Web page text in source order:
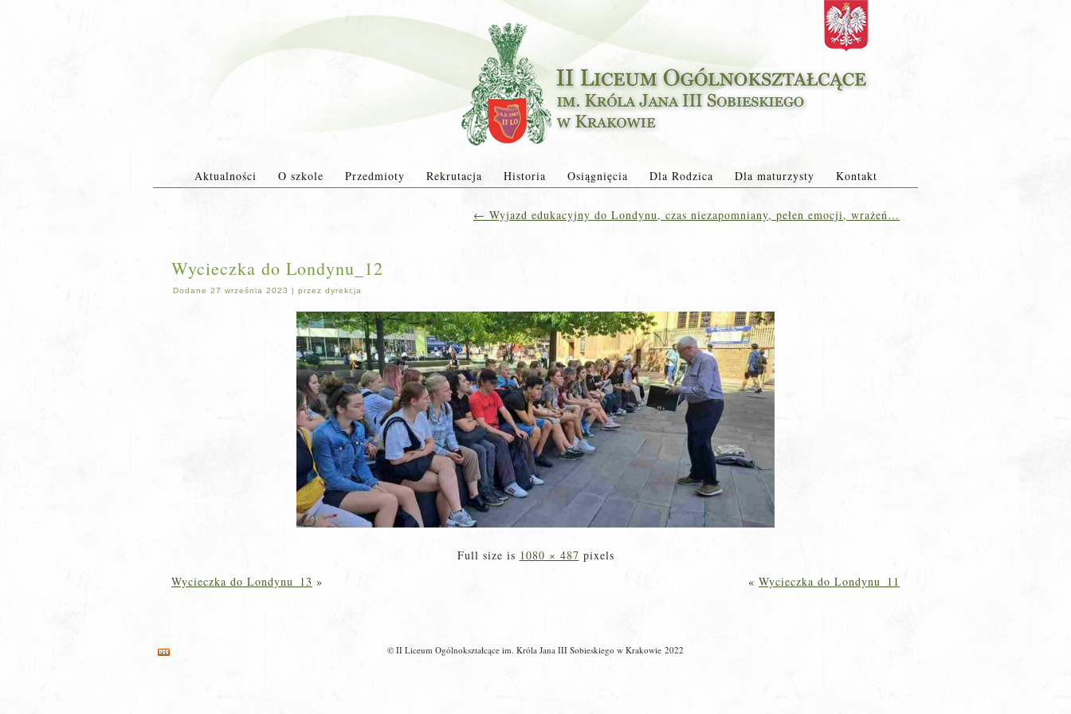
Aktualności O szkole Przedmioty Rekrutacja Historia Osiągnięcia Dla Rodzica Dla maturzysty Kontakt
← Wyjazd edukacyjny do Londynu, czas niezapomniany, pełen emocji, wrażeń…
Wycieczka do Londynu_12
Dodane 27 września 2023 | przez dyrekcja
Full size is 1080 × 487 pixels
Wycieczka do Londynu_13 » « Wycieczka do Londynu_11
© II Liceum Ogólnokształcące im. Króla Jana III Sobieskiego w Krakowie 2022